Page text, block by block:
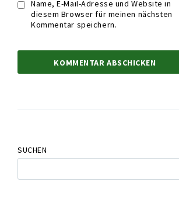
Name, E-Mail-Adresse und Website in
diesem Browser für meinen nächsten
Kommentar speichern.
SUCHEN